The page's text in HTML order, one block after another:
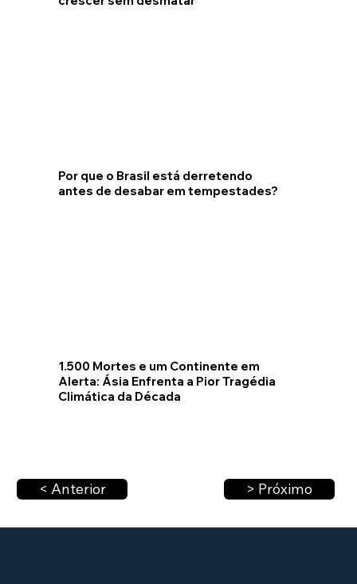
Por que o Brasil está derretendo
antes de desabar em tempestades?
1.500 Mortes e um Continente em
Alerta: Ásia Enfrenta a Pior Tragédia
Climática da Década
> Próximo
< Anterior